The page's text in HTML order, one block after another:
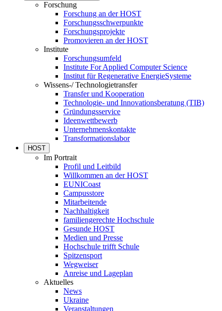
Forschung
Forschung an der HOST
Forschungsschwerpunkte
Forschungsprojekte
Promovieren an der HOST
Institute
Forschungsumfeld
Institute For Applied Computer Science
Institut für Regenerative EnergieSysteme
Wissens-/ Technologietransfer
Transfer und Kooperation
Technologie- und Innovationsberatung (TIB)
Gründungsservice
Ideenwettbewerb
Unternehmenskontakte
Transformationslabor
HOST
Im Portrait
Profil und Leitbild
Willkommen an der HOST
EUNICoast
Campusstore
Mitarbeitende
Nachhaltigkeit
familiengerechte Hochschule
Gesunde HOST
Medien und Presse
Hochschule trifft Schule
Spitzensport
Wegweiser
Anreise und Lageplan
Aktuelles
News
Ukraine
Veranstaltungen